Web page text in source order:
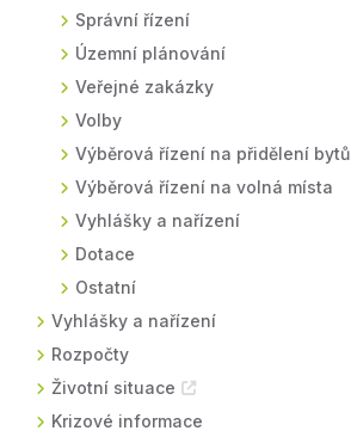
Správní řízení
Územní plánování
Veřejné zakázky
Volby
Výběrová řízení na přidělení bytů
Výběrová řízení na volná místa
Vyhlášky a nařízení
Dotace
Ostatní
Vyhlášky a nařízení
Rozpočty
Životní situace
Krizové informace